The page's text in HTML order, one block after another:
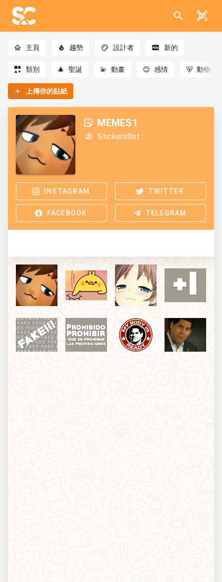
主頁 趨勢 設計者 新的
類別 🎄 聖誕 💫 動畫 😊 感情 🐻 動物
上傳你的貼紙
MEMES1
StickersBot
INSTAGRAM TWITTER
FACEBOOK TELEGRAM